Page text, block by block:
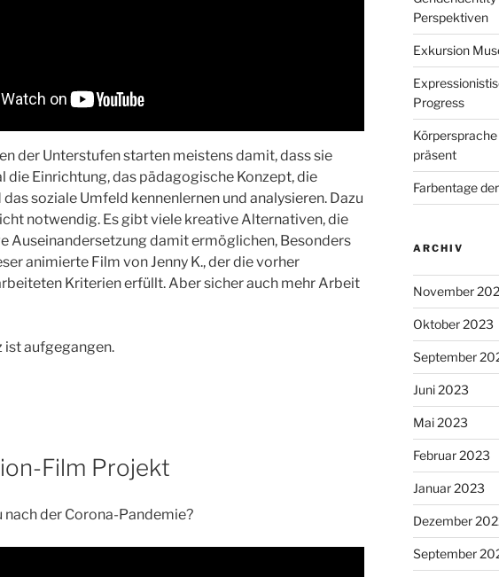
der Unterstufen starten meistens damit, dass sie
die Einrichtung, das pädagogische Konzept, die
soziale Umfeld kennenlernen und analysieren. Dazu
notwendig. Es gibt viele kreative Alternativen, die
Auseinandersetzung damit ermöglichen, Besonders
animierte Film von Jenny K., der die vorher
Kriterien erfüllt. Aber sicher auch mehr Arbeit
ist aufgegangen.
Film Projekt
nach der Corona-Pandemie?
Perspektiven
Exkursion
Progress
präsent
Farbentage
ARCHIV
November
Oktober 2023
September
Juni 2023
Mai 2023
Februar 2023
Januar 2023
Dezember
September